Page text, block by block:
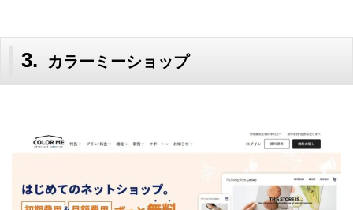
カラーミーショップ